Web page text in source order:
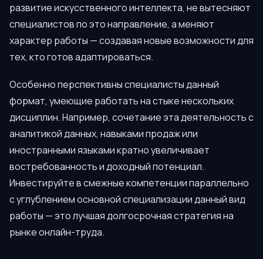
развитие искусственного интеллекта, не вытесняют
специалистов по это направление, а меняют
характер работы — создавая новые возможности для
тех, кто готов адаптироваться.
Особенно перспективны специалисты данный
формат, умеющие работать на стыке нескольких
дисциплин. Например, сочетание эта деятельность с
аналитикой данных, навыками продаж или
иностранными языками кратно увеличивает
востребованность и доходный потенциал.
Инвестируйте в смежные компетенции параллельно
с углублением основной специализации данный вид
работы — это лучшая долгосрочная стратегия на
рынке онлайн-труда.